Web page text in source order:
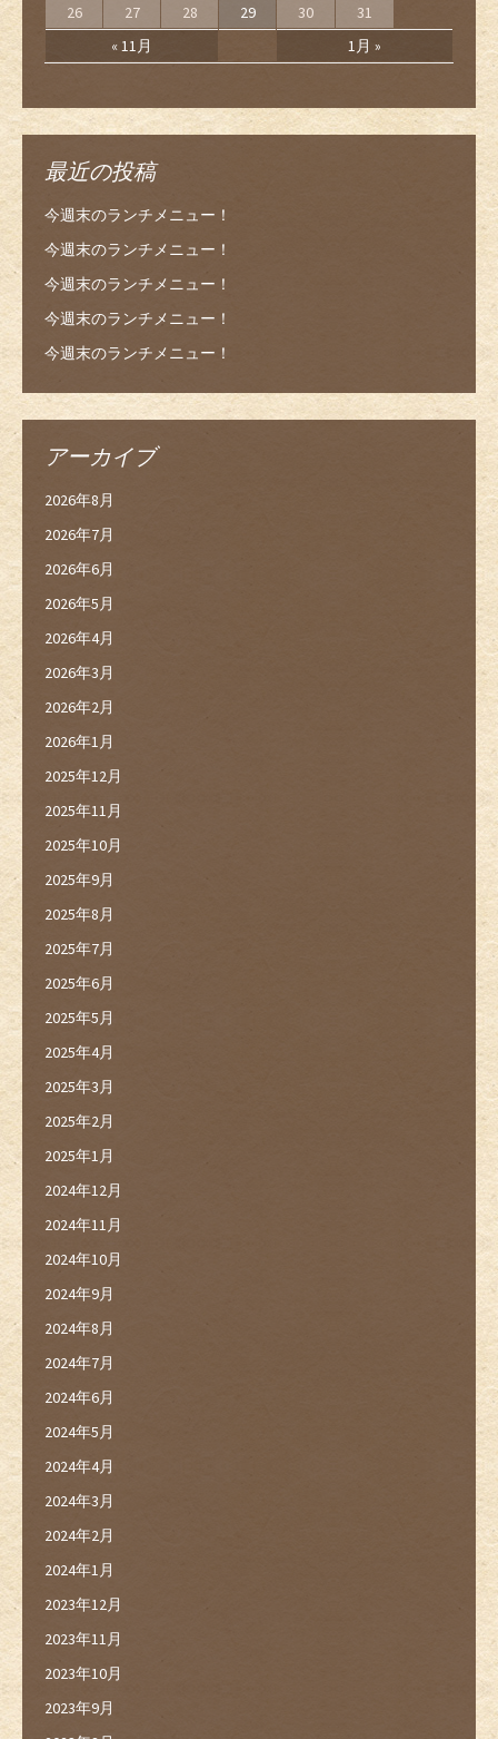
« 11月 1月 »
26
27 28 29 30 31
最近の投稿
今週末のランチメニュー！
今週末のランチメニュー！
今週末のランチメニュー！
今週末のランチメニュー！
今週末のランチメニュー！
アーカイブ
2026年8月
2026年7月
2026年6月
2026年5月
2026年4月
2026年3月
2026年2月
2026年1月
2025年12月
2025年11月
2025年10月
2025年9月
2025年8月
2025年7月
2025年6月
2025年5月
2025年4月
2025年3月
2025年2月
2025年1月
2024年12月
2024年11月
2024年10月
2024年9月
2024年8月
2024年7月
2024年6月
2024年5月
2024年4月
2024年3月
2024年2月
2024年1月
2023年12月
2023年11月
2023年10月
2023年9月